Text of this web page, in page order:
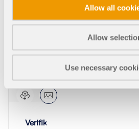
Allow all
Allow
Use necessary
Verifikationsbeispiel 0042 | 3
Verifikationsbeispiel 0039 | 3